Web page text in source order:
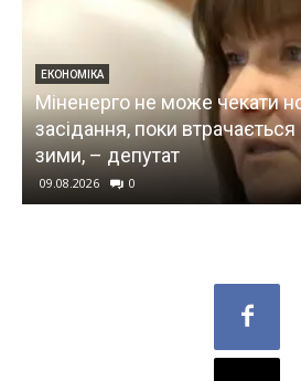
ЕКОНОМІКА
Міненерго не може чекати
засідання, поки втрачається
зими, – депутат
09.08.2026 0